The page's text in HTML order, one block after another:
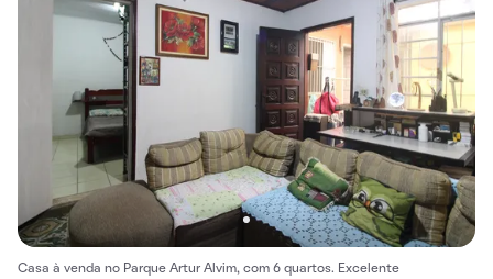
Casa à venda no Parque Artur Alvim, com 6 quartos. Excelente